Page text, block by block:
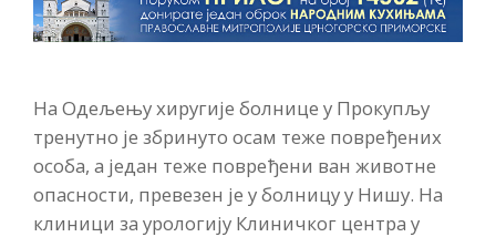
На Одељењу хиругије болнице у Прокупљу
тренутно је збринуто осам теже повређених
особа, а један теже повређени ван животне
опасности, превезен је у болницу у Нишу. На
клиници за урологију Клиничког центра у